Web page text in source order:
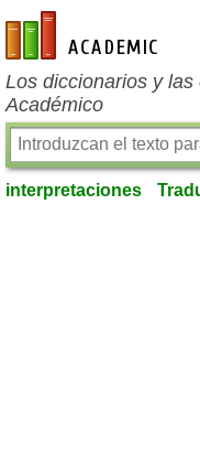
es-academic.com
Los diccionarios y
Académico
interpretaciones